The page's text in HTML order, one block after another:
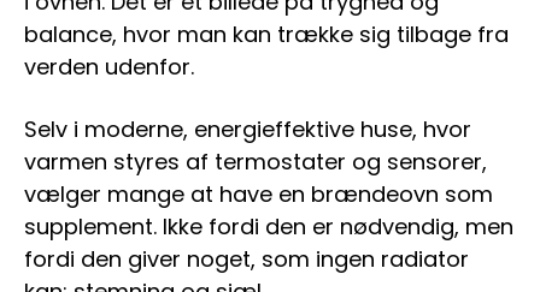
balance, hvor man kan trække sig tilbage fra
verden udenfor.
Selv i moderne, energieffektive huse, hvor
varmen styres af termostater og sensorer,
vælger mange at have en brændeovn som
supplement. Ikke fordi den er nødvendig, men
fordi den giver noget, som ingen radiator